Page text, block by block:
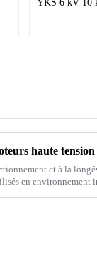
haute tension
et à la
en